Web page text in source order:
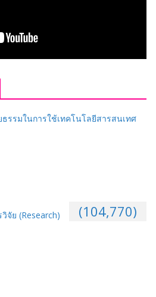
ธรรมในการใช้เทคโนโลยีสารสนเทศ
(104,770)
วิจัย (Research)